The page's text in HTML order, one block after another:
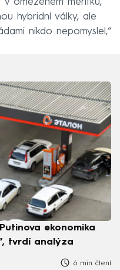
hybridní války, ale
nikdo nepomyslel,“
ekonomika
tvrdí analýza
6 min čtení